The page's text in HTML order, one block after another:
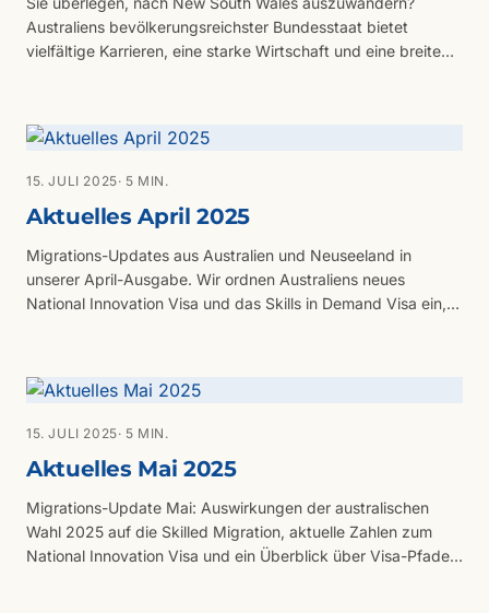
Australiens bevölkerungsreichster Bundesstaat bietet
vielfältige Karrieren, eine starke Wirtschaft und eine breite
Erwartungen zusammen.
15. JULI 2025· 5 MIN.
Aktuelles April 2025
Migrations-Updates aus Australien und Neuseeland in
unserer April-Ausgabe. Wir ordnen Australiens neues
National Innovation Visa und das Skills in Demand Visa ein,
die Reform des Active Investor Plus Visa und das neue
Programm für Digital Nomads.
15. JULI 2025· 5 MIN.
Aktuelles Mai 2025
Migrations-Update Mai: Auswirkungen der australischen
Wahl 2025 auf die Skilled Migration, aktuelle Zahlen zum
National Innovation Visa und ein Überblick über Visa-Pfade